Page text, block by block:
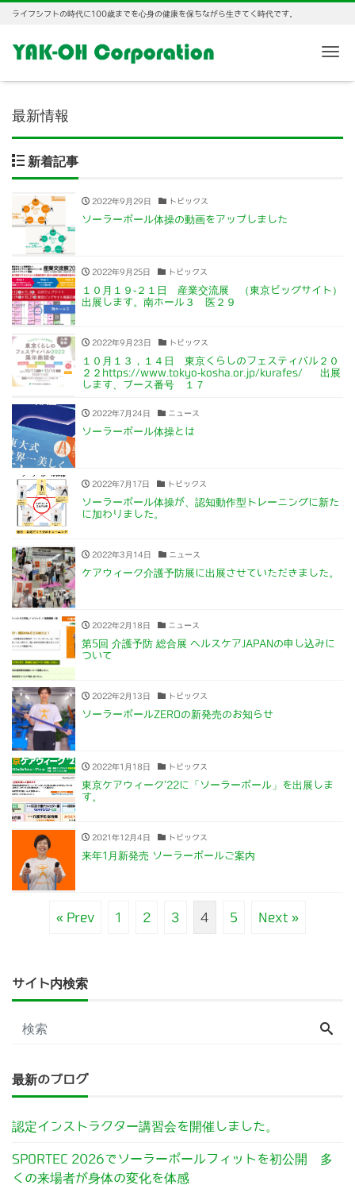
ライフシフトの時代に100歳までを心身の健康を保ちながら生きてく時代です。
最新情報
新着記事
2022年9月29日 トピックス
ソーラーポール体操の動画をアップしました
2022年9月25日 トピックス
１０月１９-２１日 産業交流展 （東京ビッグサイト）
出展します。南ホール３ 医２９
2022年9月23日 トピックス
１０月１３，１４日 東京くらしのフェスティバル２０
２２https://www.tokyo-kosha.or.jp/kurafes/ 出展
します、ブース番号 １７
2022年7月24日 ニュース
ソーラーポール体操とは
2022年7月17日 トピックス
ソーラーポール体操が、認知動作型トレーニングに新た
に加わりました。
2022年3月14日 ニュース
ケアウィーク介護予防展に出展させていただきました。
2022年2月18日 ニュース
第5回 介護予防 総合展 ヘルスケアJAPANの申し込みに
ついて
2022年2月13日 トピックス
ソーラーポールZEROの新発売のお知らせ
2022年1月18日 トピックス
東京ケアウィーク’22に「ソーラーポール」を出展しま
す。
2021年12月4日 トピックス
来年1月新発売 ソーラーポールご案内
« Prev 1 2 3 4 5 Next »
サイト内検索
最新のブログ
認定インストラクター講習会を開催しました。
SPORTEC 2026でソーラーポールフィットを初公開 多
くの来場者が身体の変化を体感